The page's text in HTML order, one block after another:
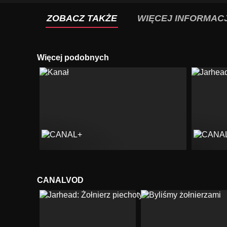
ZOBACZ TAKŻE WIĘCEJ
Więcej podobnych
CANALVOD